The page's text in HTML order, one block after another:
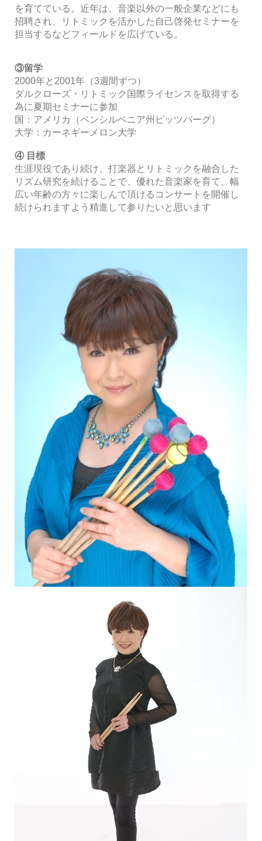
を育てている。近年は、音楽以外の一般企業などにも
招聘され、リトミックを活かした自己啓発セミナーを
担当するなどフィールドを広げている。
③留学
2000年と2001年（3週間ずつ）
ダルクローズ・リトミック国際ライセンスを取得する
為に夏期セミナーに参加
国：アメリカ（ペンシルベニア州ピッツバーグ）
大学：カーネギーメロン大学
④ 目標
生涯現役であり続け、打楽器とリトミックを融合した
リズム研究を続けることで、優れた音楽家を育て、幅
広い年齢の方々に楽しんで頂けるコンサートを開催し
続けられますよう精進して参りたいと思います